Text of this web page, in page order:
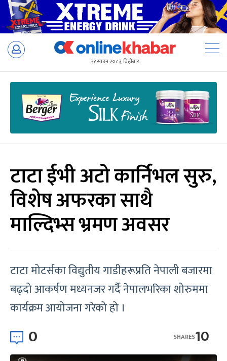
Skip
२१ साउन २०८३, बिहीबार
टाटा ईभी अटो कार्निभल सुरु,
विशेष अफरका साथै
माल्दिभ्स भ्रमण अवसर
टाटा मोटर्सका विद्युतीय गाडीहरूप्रति नेपाली बजारमा
बढ्दो आकर्षण मध्यनजर गर्दै नेपालभरिका शोरुममा
कार्यक्रम आयोजना गरेको हो ।
0 10
SHARES